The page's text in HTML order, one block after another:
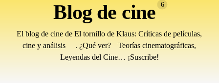
Blog de cine 6
El blog de cine de El tornillo de Klaus: Críticas de películas,
cine y análisis . ¿Qué ver? Teorías cinematográficas,
Leyendas del Cine… ¡Suscribe!